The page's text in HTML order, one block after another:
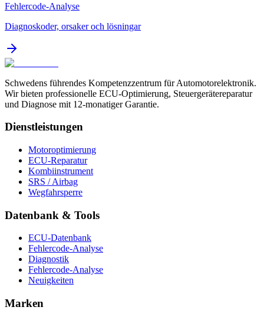
Fehlercode-Analyse
Diagnoskoder, orsaker och lösningar
Schwedens führendes Kompetenzzentrum für Automotorelektronik.
Wir bieten professionelle ECU-Optimierung, Steuergerätereparatur
und Diagnose mit 12-monatiger Garantie.
Dienstleistungen
Motoroptimierung
ECU-Reparatur
Kombiinstrument
SRS / Airbag
Wegfahrsperre
Datenbank & Tools
ECU-Datenbank
Fehlercode-Analyse
Diagnostik
Fehlercode-Analyse
Neuigkeiten
Marken